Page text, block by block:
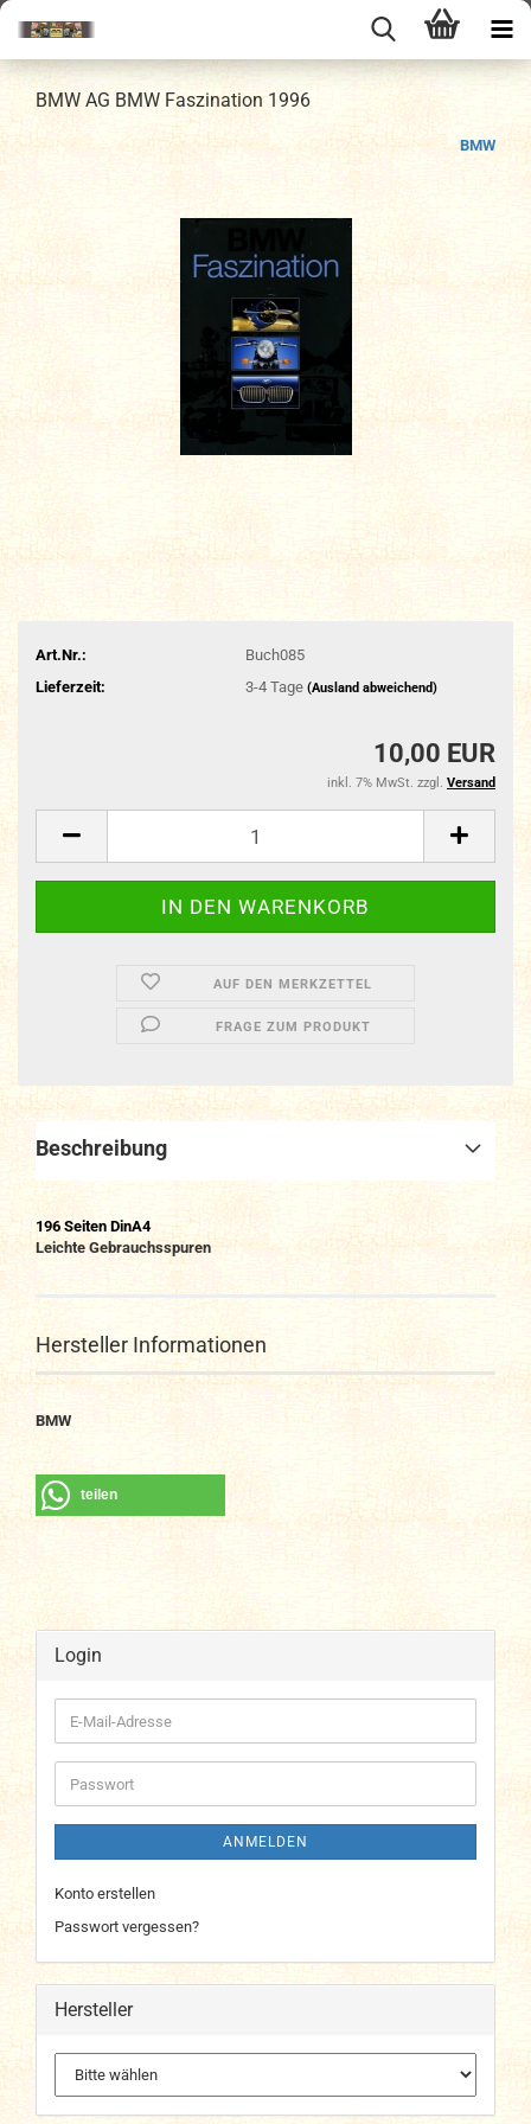
BMW AG BMW Faszination 1996
BMW
Art.Nr.:
Buch085
Lieferzeit:
3-4 Tage (Ausland abweichend)
10,00 EUR
inkl. 7% MwSt. zzgl. Versand
AUF DEN MERKZETTEL
FRAGE ZUM PRODUKT
Beschreibung
196 Seiten DinA4
Leichte Gebrauchsspuren
Hersteller Informationen
BMW
teilen
Login
E-
Mail-
Adresse
Passwort
ANMELDEN
Konto erstellen
Passwort vergessen?
Hersteller